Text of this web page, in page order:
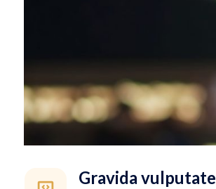
Gravida vulputate